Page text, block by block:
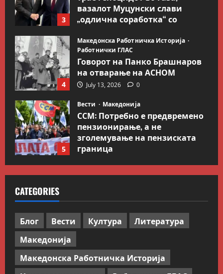
3
вазалот Муцунски слави
„одлична соработка“ со
July 18, 2026 0
4
Македонска Работничка Историја
Работнички ГЛАС
Говорот на Панко Брашнаров
на отварање на АСНОМ
July 13, 2026 0
5
Вести Македонија
ССМ: Потребно е предвремено
пензионирање, а не
зголемување на пензиската
граница
1
одмазда против САД
August 2, 2026 0
Kокошката или јајцето?
July 26, 2026 0
CATEGORIES
Блог Вести Култура
Литература
Македонија
Македонска Работничка Историја